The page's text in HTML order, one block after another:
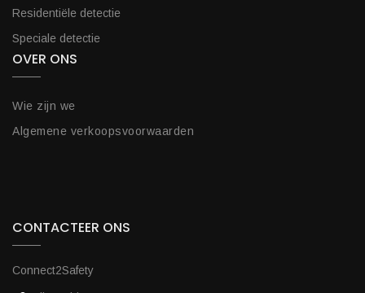
Residentiële detectie
Speciale detectie
OVER ONS
Wie zijn we
Algemene verkoopsvoorwaarden
CONTACTEER ONS
Connect2Safety